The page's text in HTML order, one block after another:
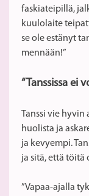
faskiateipillä,
kuulolaite
se ole estänyt
mennään!”
“Tanssissa ei
Tanssi vie hyvin
huolista ja
ja kevyempi.
ja sitä, että töitä
”Vapaa-ajalla